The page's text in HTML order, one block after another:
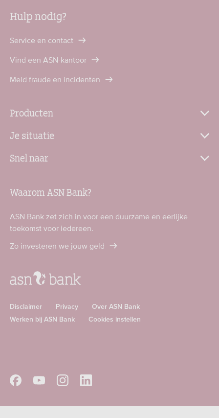
Hulp nodig?
Service en contact
Vind een ASN-kantoor
Meld fraude en incidenten
Producten
Je situatie
Snel naar
Waarom ASN Bank?
ASN Bank zet zich in voor een duurzame en eerlijke
toekomst voor iedereen.
Zo investeren we jouw geld
Disclaimer Privacy
Over ASN Bank
Werken bij ASN Bank
Cookies instellen
in
App
in
Google
Volg
Volg
Volg